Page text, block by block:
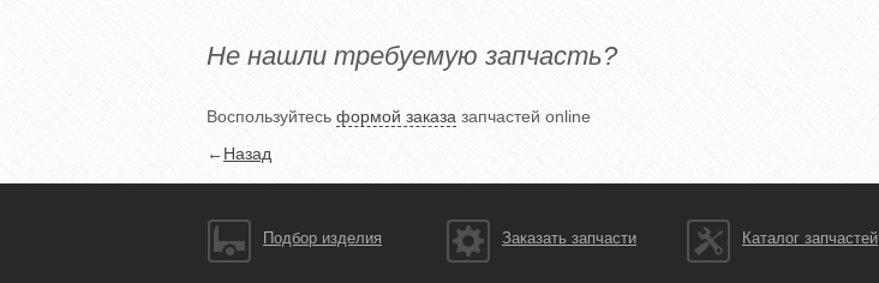
Не нашли требуемую запчасть?
Воспользуйтесь формой заказа запчастей online
←Назад
Подбор изделия Заказать запчасти Каталог запчастей